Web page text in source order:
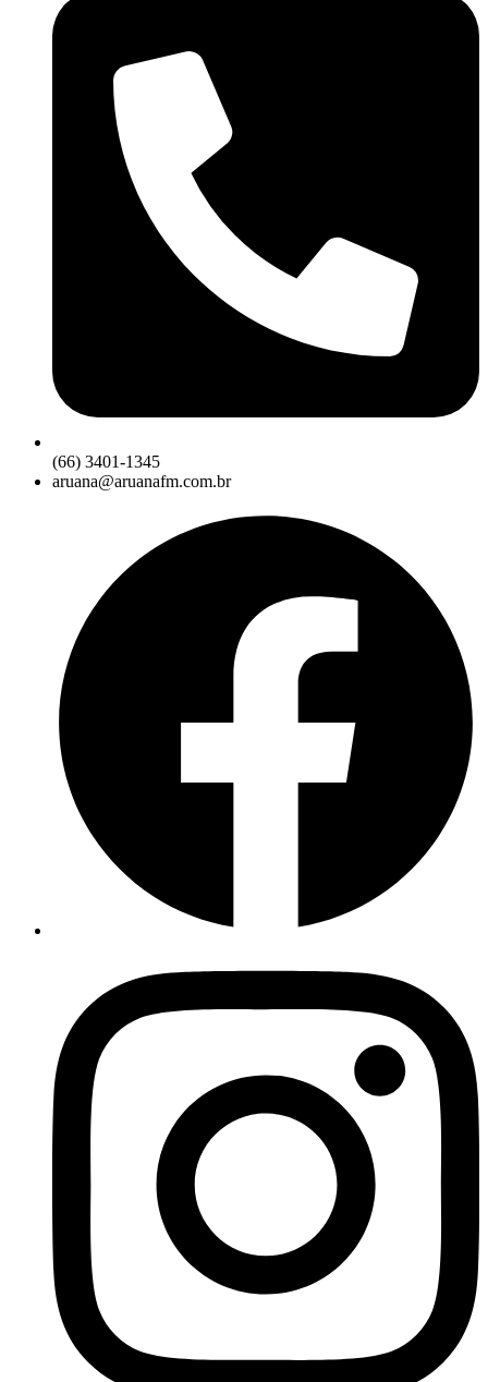
(66) 3401-1345
aruana@aruanafm.com.br